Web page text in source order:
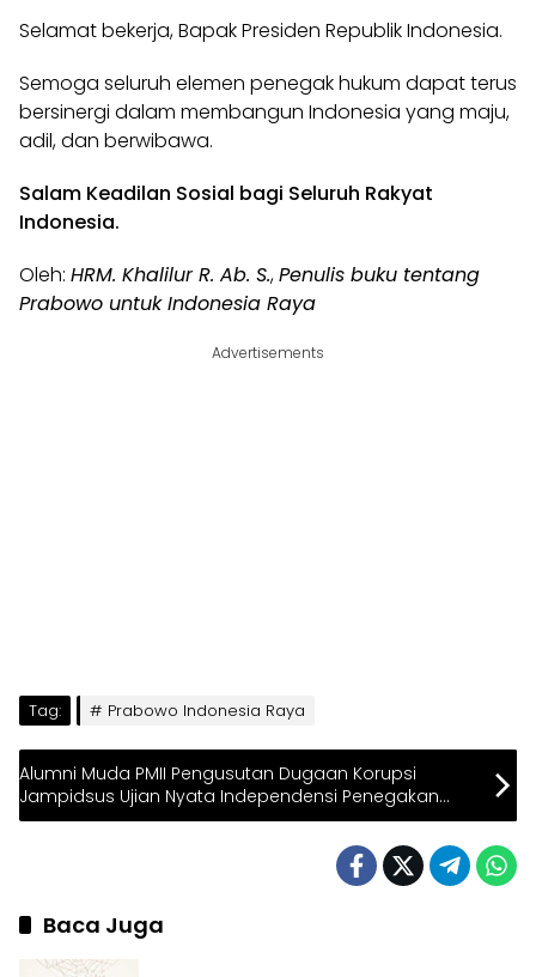
Selamat bekerja, Bapak Presiden Republik Indonesia.
Semoga seluruh elemen penegak hukum dapat terus
bersinergi dalam membangun Indonesia yang maju,
adil, dan berwibawa.
Salam Keadilan Sosial bagi Seluruh Rakyat
Indonesia.
Oleh: HRM. Khalilur R. Ab. S.,Penulis buku tentang
Prabowo untuk Indonesia Raya
Advertisements
Tag: Prabowo Indonesia Raya
Alumni Muda PMII Pengusutan Dugaan Korupsi
Jampidsus Ujian Nyata Independensi Penegakan
Hukum
Baca Juga